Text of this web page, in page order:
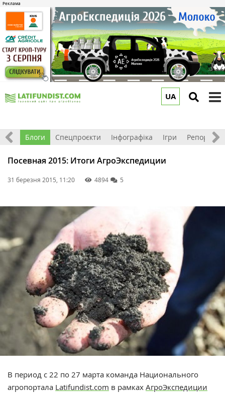
UA
Блоги Спецпроєкти Інфографіка Ігри Репортажі
Посевная 2015: Итоги АгроЭкспедиции
31 березня 2015, 11:20 4894 5
В период с 22 по 27 марта команда Национального
агропортала Latifundist.com в рамках АгроЭкспедиции